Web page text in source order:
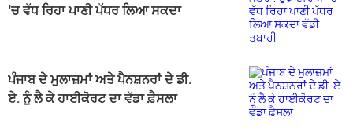
'ਚ ਵੱਧ ਰਿਹਾ ਪਾਣੀ ਪੱਧਰ ਲਿਆ ਸਕਦਾ
ਪੰਜਾਬ ਦੇ ਮੁਲਾਜ਼ਮਾਂ ਅਤੇ ਪੈਨਸ਼ਨਰਾਂ ਦੇ ਡੀ.
ਏ. ਨੂੰ ਲੈ ਕੇ ਹਾਈਕੋਰਟ ਦਾ ਵੱਡਾ ਫ਼ੈਸਲਾ